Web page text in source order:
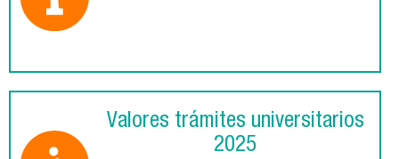
Valores trámites universitarios
2025